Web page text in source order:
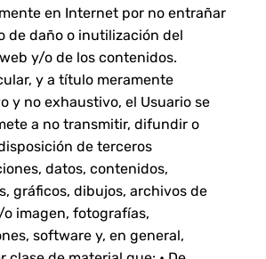
en Internet por no entrañar
de daño o inutilización del
y/o de los contenidos.
y a título meramente
y no exhaustivo, el Usuario se
a no transmitir, difundir o
de terceros
datos, contenidos,
gráficos, dibujos, archivos de
imagen, fotografías,
software y, en general,